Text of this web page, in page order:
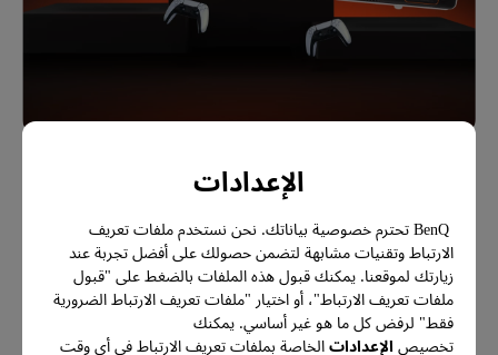
الإعدادات
BenQ تحترم خصوصية بياناتك. نحن نستخدم ملفات تعريف
الارتباط وتقنيات مشابهة لتضمن حصولك على أفضل تجربة عند
زيارتك لموقعنا. يمكنك قبول هذه الملفات بالضغط على "قبول
ملفات تعريف الارتباط"، أو اختيار "ملفات تعريف الارتباط الضرورية
فقط" لرفض كل ما هو غير أساسي. يمكنك
تخصيصالإعداداتالخاصة بملفات تعريف الارتباط في أي وقت
قم ببناء أول سينما منزلية لك
المزيد من الأفكار لخلق متعة على
الشاشة الكبيرة